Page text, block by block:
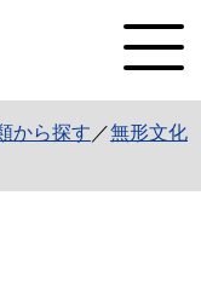
から探す ／無形文化